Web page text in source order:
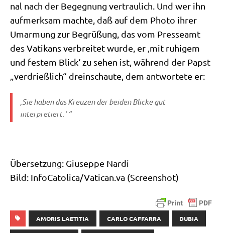
nal nach der Begeg­nung ver­trau­lich. Und wer ihn
auf­merk­sam mach­te, daß auf dem Pho­to ihrer
Umar­mung zur Begrü­ßung, das vom Pres­se­amt
des Vati­kans ver­brei­tet wur­de, er ‚mit ruhi­gem
und festem Blick‘ zu sehen ist, wäh­rend der Papst
„ver­drieß­lich“ drein­schau­te, dem ant­wor­te­te er:
‚Sie haben das Kreu­zen der bei­den Blicke gut
interpretiert.‘ “
Über­set­zung: Giu­sep­pe Nardi
Bild: InfoCatolica/Vatican.va (Screen­shot)
AMORIS LAETITIA CARLO CAFFARRA DUBIA